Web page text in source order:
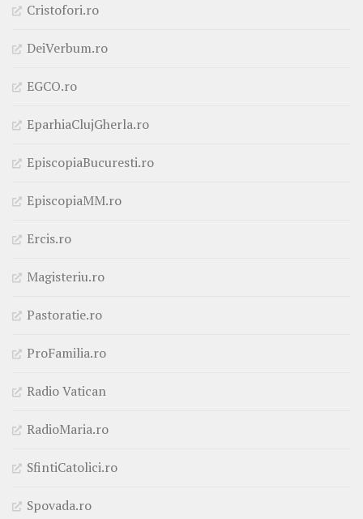
Cristofori.ro
DeiVerbum.ro
EGCO.ro
EparhiaClujGherla.ro
EpiscopiaBucuresti.ro
EpiscopiaMM.ro
Ercis.ro
Magisteriu.ro
Pastoratie.ro
ProFamilia.ro
Radio Vatican
RadioMaria.ro
SfintiCatolici.ro
Spovada.ro